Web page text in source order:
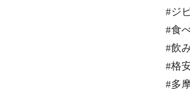
#ジ
#食
#飲
#格
#多